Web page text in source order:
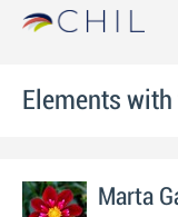
Elements with
Marta